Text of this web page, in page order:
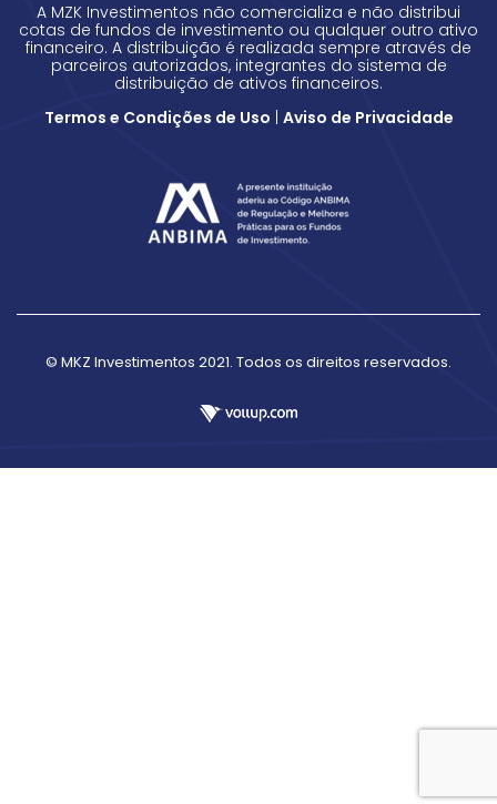
A MZK Investimentos não comercializa e não distribui
cotas de fundos de investimento ou qualquer outro ativo
financeiro. A distribuição é realizada sempre através de
parceiros autorizados, integrantes do sistema de
distribuição de ativos financeiros.
Termos e Condições de Uso Aviso de Privacidade
© MKZ Investimentos 2021. Todos os direitos reservados.